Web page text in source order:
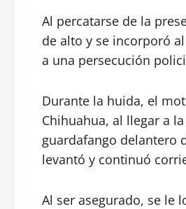
Al percatarse de la
de alto y se incorporó
a una persecución
Durante la huida, el
Chihuahua, al llegar a
guardafango delantero
levantó y continuó
Al ser asegurado, se le